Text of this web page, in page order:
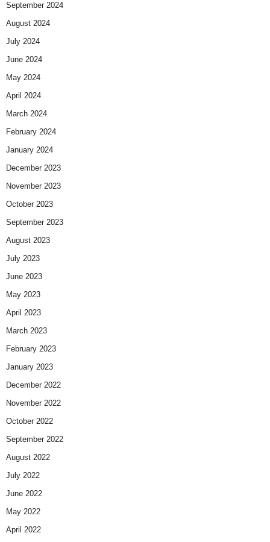
September 2024
August 2024
July 2024
June 2024
May 2024
April 2024
March 2024
February 2024
January 2024
December 2023
November 2023
October 2023
September 2023
August 2023
July 2023
June 2023
May 2023
April 2023
March 2023
February 2023
January 2023
December 2022
November 2022
October 2022
September 2022
August 2022
July 2022
June 2022
May 2022
April 2022